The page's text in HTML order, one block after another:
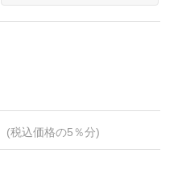
(税込価格の5％分)